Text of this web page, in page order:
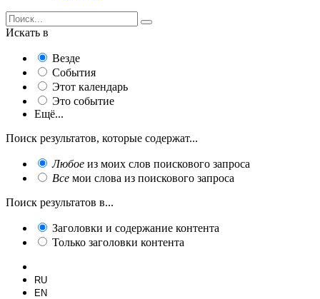
Искать в
Везде
События
Этот календарь
Это событие
Ещё...
Поиск результатов, которые содержат...
Любое из моих слов поискового запроса
Все мои слова из поискового запроса
Поиск результатов в...
Заголовки и содержание контента
Только заголовки контента
RU
EN